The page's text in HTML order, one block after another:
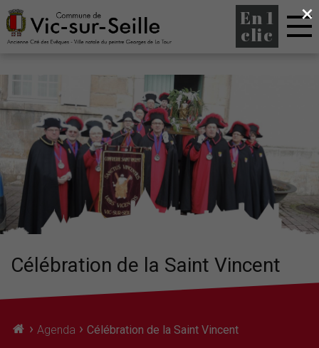
En 1
clic
Célébration de la Saint Vincent
› Agenda › Célébration de la Saint Vincent
×